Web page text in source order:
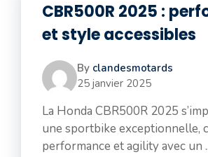
CBR500R 2025 :
et style accessibles
By clandesmotards
25 janvier 2025
La Honda CBR500R 2025
une sportbike exceptionnelle,
performance et agility avec un